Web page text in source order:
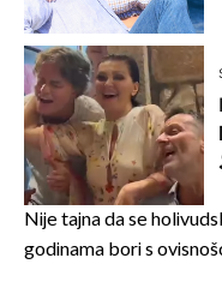
Nije tajna da se
godinama bori s